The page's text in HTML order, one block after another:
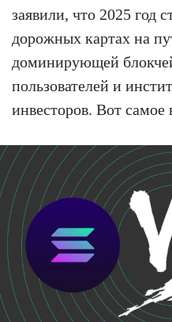
заявили, что 2025 год
дорожных картах на
доминирующей
пользователей и
инвесторов. Вот самое